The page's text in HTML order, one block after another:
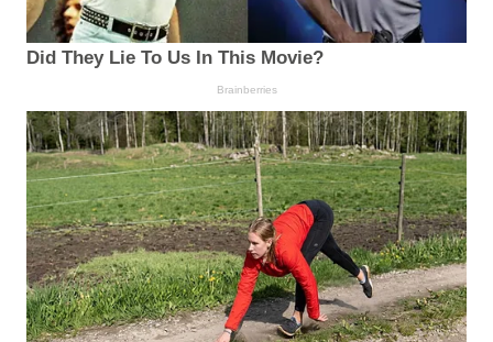
Did They Lie To Us In This Movie?
Brainberries